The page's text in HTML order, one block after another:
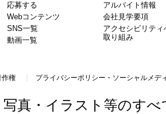
応募する
Webコンテンツ
SNS一覧
動画一覧
アルバイト情報
会社見学要項
アクセシビリティ
取り組み
作権 プライバシーポリシー・ソーシャルメデ
写真・イラスト等のす